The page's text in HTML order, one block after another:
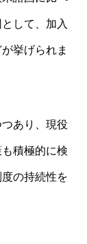
して、加入
挙げられま
あり、現役
積極的に検
の持続性を